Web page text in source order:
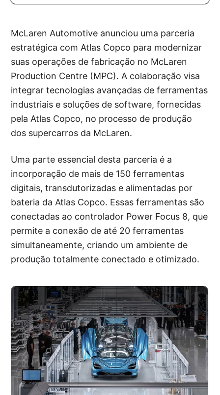
McLaren Automotive anunciou uma parceria
estratégica com Atlas Copco para modernizar
suas operações de fabricação no McLaren
Production Centre (MPC). A colaboração visa
integrar tecnologias avançadas de ferramentas
industriais e soluções de software, fornecidas
pela Atlas Copco, no processo de produção
dos supercarros da McLaren.
Uma parte essencial desta parceria é a
incorporação de mais de 150 ferramentas
digitais, transdutorizadas e alimentadas por
bateria da Atlas Copco. Essas ferramentas são
conectadas ao controlador Power Focus 8, que
permite a conexão de até 20 ferramentas
simultaneamente, criando um ambiente de
produção totalmente conectado e otimizado.